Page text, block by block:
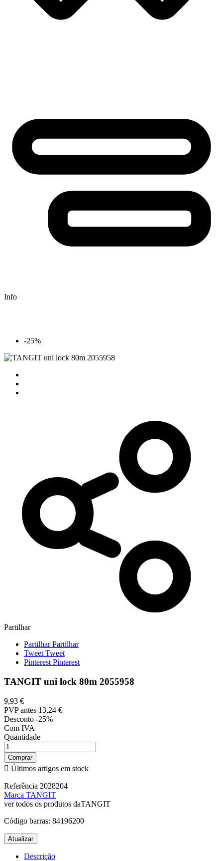
Info
-25%
Partilhar
PartilharPartilhar
Tweet Tweet
Pinterest Pinterest
TANGIT uni lock 80m 2055958
9,93 €
PVP antes 13,24 €
Desconto -25%
Com IVA
Quantidade
Comprar
 Últimos artigos em stock
Referência 2028204
Marca TANGIT
ver todos os produtos daTANGIT
Código barras: 84196200
Descrição